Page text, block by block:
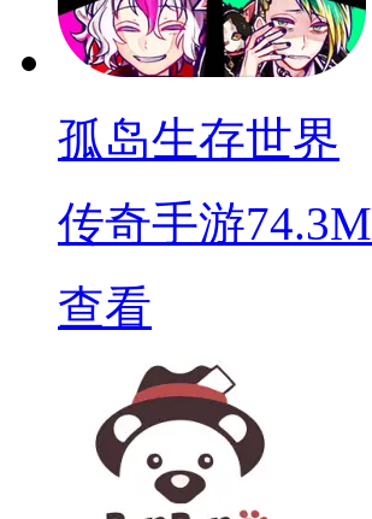
孤岛生存世界
传奇手游74.3M
查看